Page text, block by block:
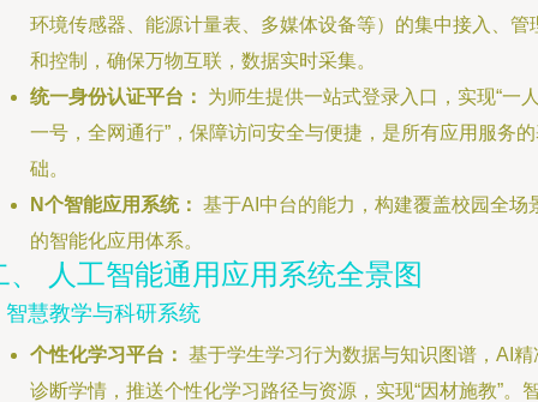
环境传感器、能源计量表、多媒体设备等）的集中接入、管
和控制，确保万物互联，数据实时采集。
统一身份认证平台：
为师生提供一站式登录入口，实现“一
一号，全网通行”，保障访问安全与便捷，是所有应用服务
础。
N个智能应用系统： 基于AI中台的能力，构建覆盖校园全场
的智能化应用体系。
、 人工智能通用应用系统全景图
智慧教学与科研系统
个性化学习平台： 基于学生学习行为数据与知识图谱，AI精
诊断学情，推送个性化学习路径与资源，实现“因材施教”。